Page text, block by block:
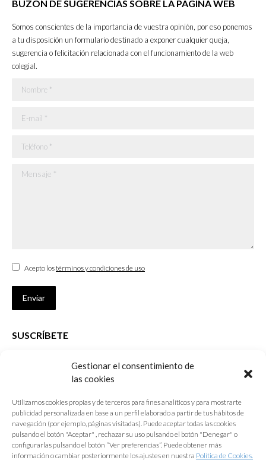
Gestionar el consentimiento de
las cookies
Utilizamos cookies propias y de terceros para fines analíticos y para mostrarte
publicidad personalizada en base a un perfil elaborado a partir de tus hábitos de
navegación (por ejemplo, páginas visitadas). Puede aceptar todas las cookies
pulsando el botón "Aceptar" , rechazar su uso pulsando el botón "Denegar" o
configurarlas pulsando el botón “Ver preferencias”. Puede obtener más
información o cambiar posteriormente los ajustes en nuestra Política de Cookies.
opens
new
window
opens
new
window
opens
new
window
opens
in
new
window
BUZÓN DE SUGERENCIAS SOBRE LA PÁGINA WEB
Somos conscientes de la importancia de vuestra opinión, por eso ponemos
a tu disposición un formulario destinado a exponer cualquier queja,
sugerencia o felicitación relacionada con el funcionamiento de la web
colegial.
Nombre *
E-mail *
Teléfono *
Mensaje *
Acepto lostérminos y condiciones de uso
Enviar
SUSCRÍBETE
que desarrolla el Colegio de Arquitectos de Cádiz
E-mail *
Acepto lostérminos y condiciones de uso